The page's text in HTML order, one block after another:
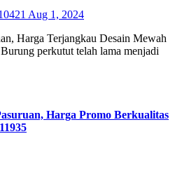
Aug 1, 2024
Harga Terjangkau Desain Mewah
perkutut telah lama menjadi
Harga Promo Berkualitas